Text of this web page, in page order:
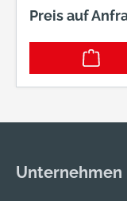
Preis auf
Unternehmen